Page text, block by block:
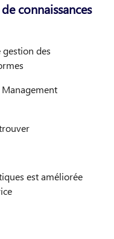
connaissances
gestion des
Management
est améliorée